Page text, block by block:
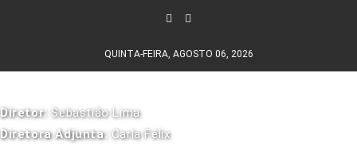
QUINTA-FEIRA, AGOSTO 06, 2026
Diretor: Sebastião Lima
Diretora Adjunta: Carla Félix